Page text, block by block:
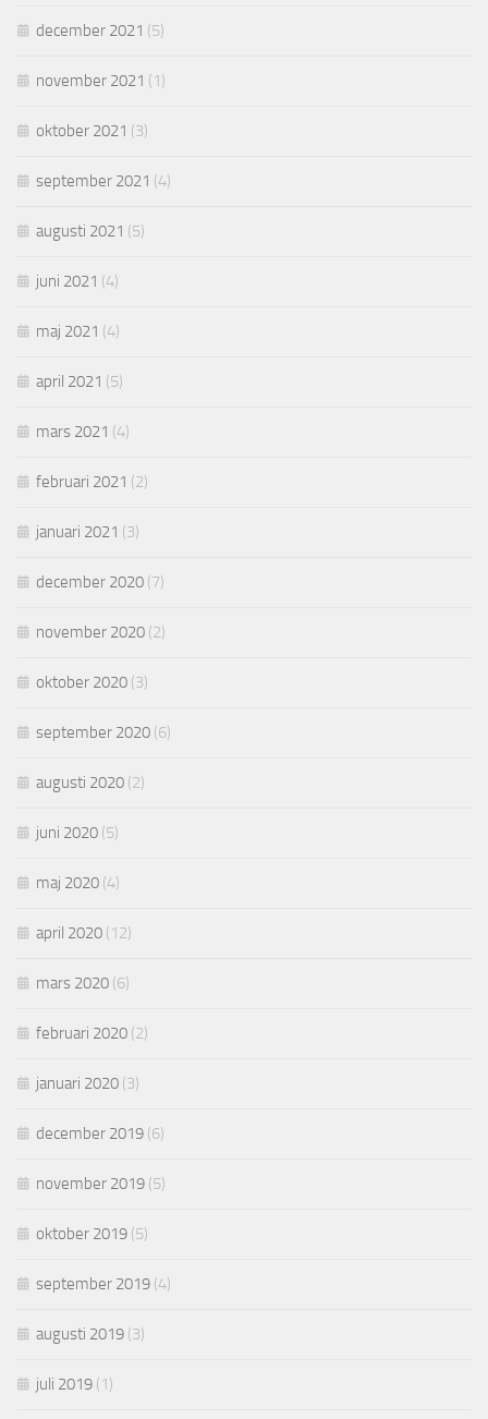
december 2021 (5)
november 2021 (1)
oktober 2021 (3)
september 2021 (4)
augusti 2021 (5)
juni 2021 (4)
maj 2021 (4)
april 2021 (5)
mars 2021 (4)
februari 2021 (2)
januari 2021 (3)
december 2020 (7)
november 2020 (2)
oktober 2020 (3)
september 2020 (6)
augusti 2020 (2)
juni 2020 (5)
maj 2020 (4)
april 2020 (12)
mars 2020 (6)
februari 2020 (2)
januari 2020 (3)
december 2019 (6)
november 2019 (5)
oktober 2019 (5)
september 2019 (4)
augusti 2019 (3)
juli 2019 (1)